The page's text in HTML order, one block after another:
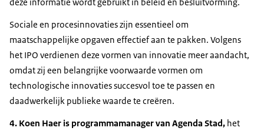
Sociale en procesinnovaties zijn essentieel om
maatschappelijke opgaven effectief aan te pakken. Volgens
het IPO verdienen deze vormen van innovatie meer aandacht,
omdat zij een belangrijke voorwaarde vormen om
technologische innovaties succesvol toe te passen en
daadwerkelijk publieke waarde te creëren.
4. Koen Haer is programmamanager van Agenda Stad, het